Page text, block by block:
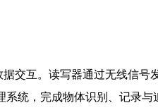
交互。读写器通过无线信号
统，完成物体识别、记录与